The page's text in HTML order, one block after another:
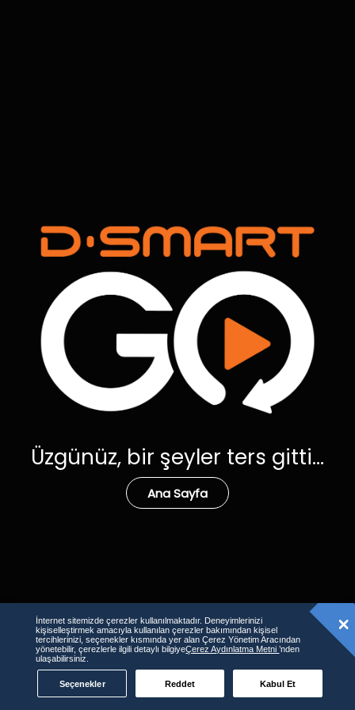
Üzgünüz, bir şeyler ters gitti...
Ana Sayfa
İnternet sitemizde çerezler kullanılmaktadır. Deneyimlerinizi
kişiselleştirmek amacıyla kullanılan çerezler bakımından kişisel
tercihlerinizi, seçenekler kısmında yer alan Çerez Yönetim Aracından
yönetebilir, çerezlerle ilgili detaylı bilgiyeÇerez Aydınlatma Metni’nden
ulaşabilirsiniz.
Seçenekler Reddet Kabul Et